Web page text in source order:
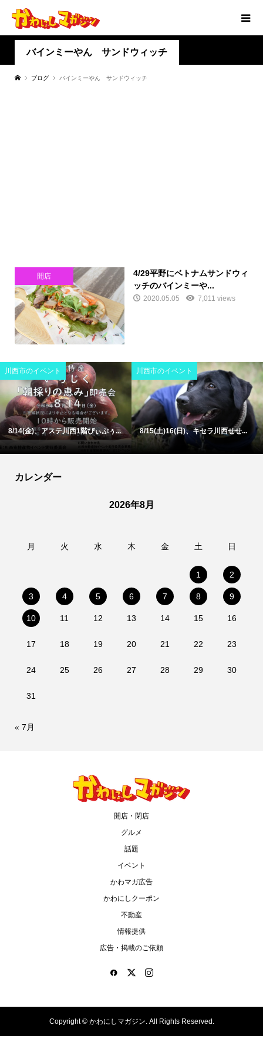
バインミーやん サンドウィッチ
ブログ バインミーやん サンドウィッチ
開店
4/29平野にベトナムサンドウィ
ッチのバインミーや...
2020.05.05 7,011 views
川西市のイベント
8/14(金)、アステ川西1階ぴぃぷぅ...
川西市のイベント
8/15(土)16(日)、キセラ川西せせ...
カレンダー
2026年8月
月 火 水 木 金 土 日
1 2
3 4 5 6 7 8 9
10 11 12 13 14 15 16
17 18 19 20 21 22 23
24 25 26 27 28 29 30
31
« 7月
開店・閉店
グルメ
話題
イベント
かわマガ広告
かわにしクーポン
不動産
情報提供
広告・掲載のご依頼
Copyright ©かわにしマガジン. All Rights Reserved.